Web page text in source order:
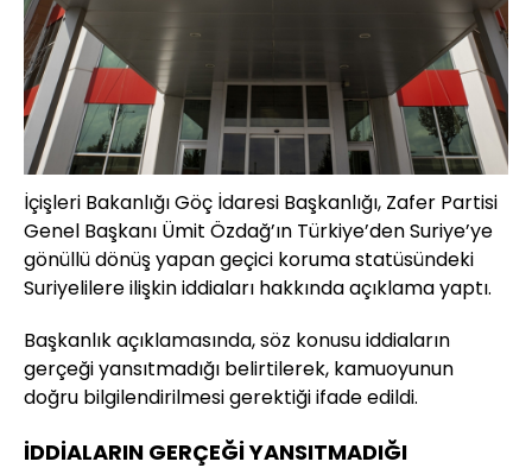
İçişleri Bakanlığı Göç İdaresi Başkanlığı, Zafer Partisi
Genel Başkanı Ümit Özdağ’ın Türkiye’den Suriye’ye
gönüllü dönüş yapan geçici koruma statüsündeki
Suriyelilere ilişkin iddiaları hakkında açıklama yaptı.
Başkanlık açıklamasında, söz konusu iddiaların
gerçeği yansıtmadığı belirtilerek, kamuoyunun
doğru bilgilendirilmesi gerektiği ifade edildi.
İDDİALARIN GERÇEĞİ YANSITMADIĞI